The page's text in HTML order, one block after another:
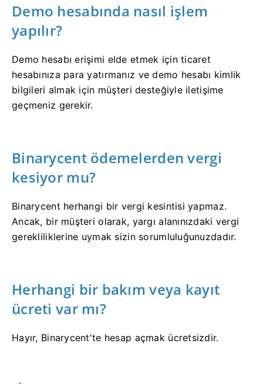
Demo hesabında nasıl işlem
yapılır?
Demo hesabı erişimi elde etmek için ticaret
hesabınıza para yatırmanız ve demo hesabı kimlik
bilgileri almak için müşteri desteğiyle iletişime
geçmeniz gerekir.
Binarycent ödemelerden vergi
kesiyor mu?
Binarycent herhangi bir vergi kesintisi yapmaz.
Ancak, bir müşteri olarak, yargı alanınızdaki vergi
gerekliliklerine uymak sizin sorumluluğunuzdadır.
Herhangi bir bakım veya kayıt
ücreti var mı?
Hayır, Binarycent'te hesap açmak ücretsizdir.